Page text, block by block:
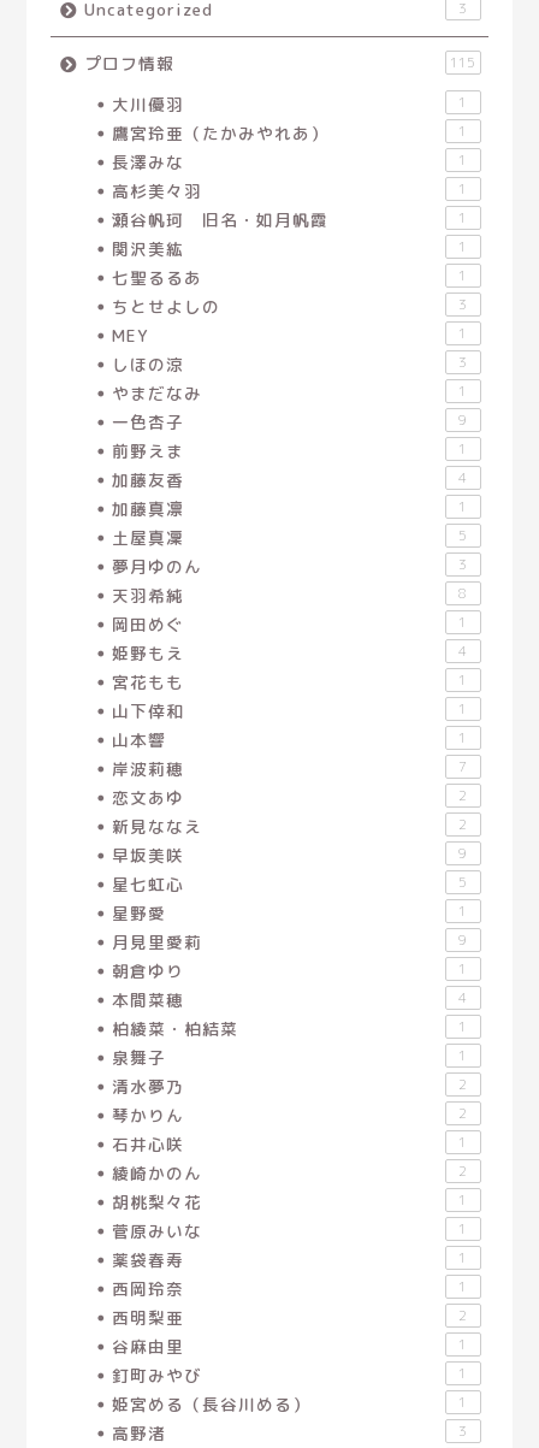
Uncategorized 3
プロフ情報 115
大川優羽 1
鷹宮玲亜（たかみやれあ） 1
長澤みな 1
高杉美々羽 1
瀬谷帆珂 旧名・如月帆霞 1
関沢美紘 1
七聖るるあ 1
ちとせよしの 3
MEY 1
しほの涼 3
やまだなみ 1
一色杏子 9
前野えま 1
加藤友香 4
加藤真凛 1
土屋真凜 5
夢月ゆのん 3
天羽希純 8
岡田めぐ 1
姫野もえ 4
宮花もも 1
山下倖和 1
山本響 1
岸波莉穂 7
恋文あゆ 2
新見ななえ 2
早坂美咲 9
星七虹心 5
星野愛 1
月見里愛莉 9
朝倉ゆり 1
本間菜穂 4
柏綾菜・柏結菜 1
泉舞子 1
清水夢乃 2
琴かりん 2
石井心咲 1
綾崎かのん 2
胡桃梨々花 1
菅原みいな 1
薬袋春寿 1
西岡玲奈 1
西明梨亜 2
谷麻由里 1
釘町みやび 1
姫宮める（長谷川める） 1
高野渚 3